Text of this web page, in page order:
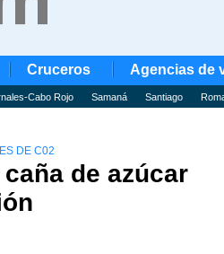
Cruceros Agencias de
Cabo Rojo Samaná Santiago
DE C02
de azúcar